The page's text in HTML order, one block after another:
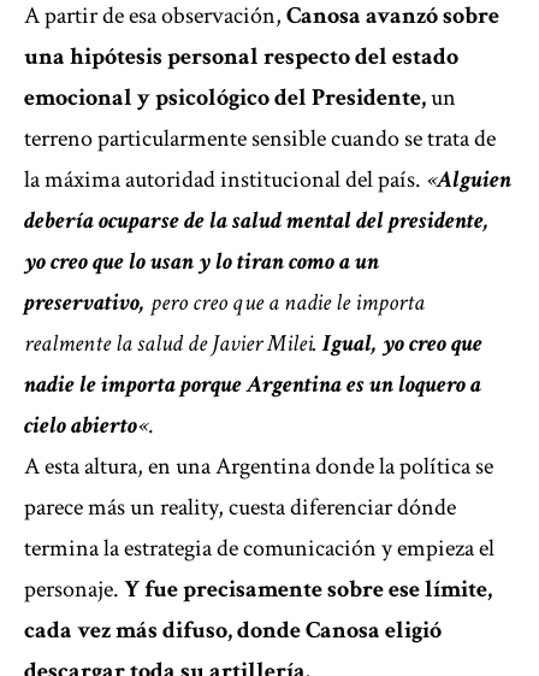
A partir de esa observación,Canosa avanzó sobre
una hipótesis personal respecto del estado
emocional y psicológico del Presidente,un
terreno particularmente sensible cuando se trata de
la máxima autoridad institucional del país. «Alguien
debería ocuparse de la salud mental del presidente,
yo creo que lo usan y lo tiran como a un
preservativo, pero creo que a nadie le importa
realmente la salud de Javier Milei.Igual, yo creo que
nadie le importa porque Argentina es un loquero a
cielo abierto«.
A esta altura, en una Argentina donde la política se
parece más un reality, cuesta diferenciar dónde
termina la estrategia de comunicación y empieza el
personaje.Y fue precisamente sobre ese límite,
cada vez más difuso, donde Canosa eligió